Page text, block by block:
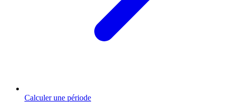
Calculer une période